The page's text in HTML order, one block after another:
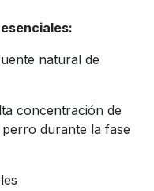
natural de
concentración de
durante la fase